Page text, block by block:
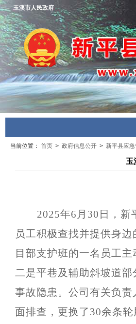
玉溪市人民政府
当前位置： 首页 > 政府信息公开 > 新平县应
玉
2025年6 月 30 日，新
员工积极查找并提供身
目部支护班的一名 员工
二是平巷及辅助斜坡道部
事故隐患。 公司有关负责
面排查， 更换了 30余条轮